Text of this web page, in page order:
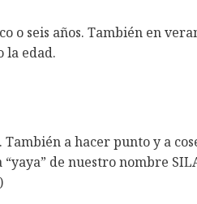
o seis años. También en
la edad.
a hacer punto y a
de nuestro nombre